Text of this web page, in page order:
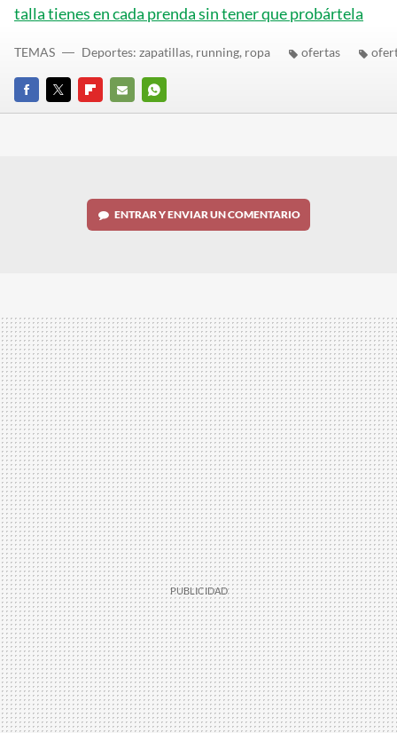
talla tienes en cada prenda sin tener que probártela
FACEBOOK
TWITTERFLIPBOARD
E-
WHATSAPP
TEMAS Deportes: zapatillas, running, ropa ofertas
ENTRAR Y ENVIAR UN COMENTARIO